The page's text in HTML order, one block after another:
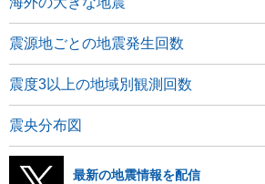
震源地ごとの地震発生回数
震度3以上の地域別観測回数
震央分布図
最新の地震情報を配信